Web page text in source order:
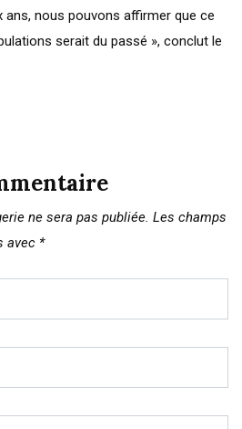
ans, nous pouvons affirmer que ce
serait du passé », conclut le
ne sera pas publiée. Les champs
avec *